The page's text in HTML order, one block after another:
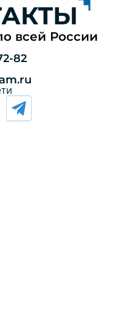
всей России
82